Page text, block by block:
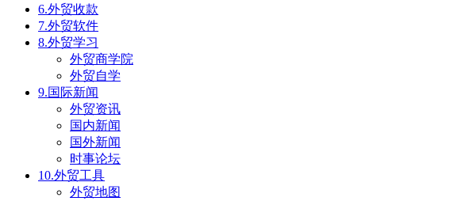
6.外贸收款
7.外贸软件
8.外贸学习
外贸商学院
外贸自学
9.国际新闻
外贸资讯
国内新闻
国外新闻
时事论坛
10.外贸工具
外贸地图